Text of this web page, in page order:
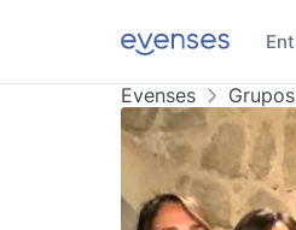
Evenses Grupos